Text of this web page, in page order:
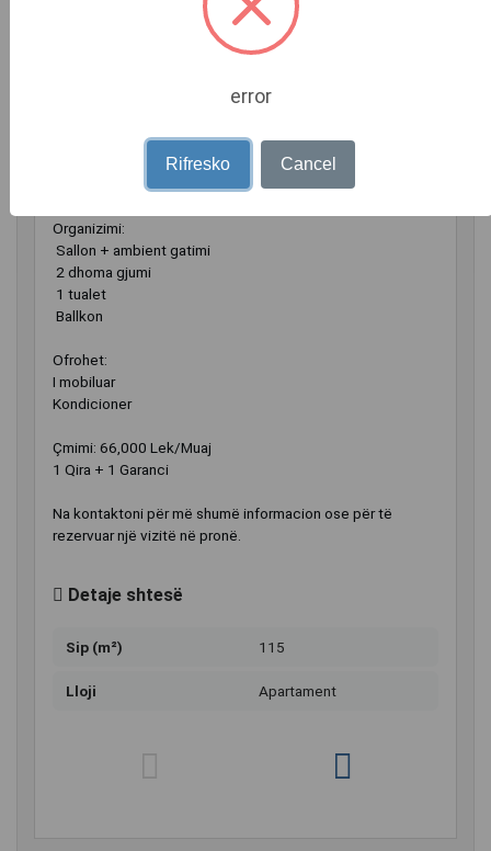
Tiranë
Apartament i bollshëm dhe i mobiluar, në një zonë shumë
Sipërfaqe: 115 m²
Organizimi:
️ Sallon + ambient gatimi
️ 2 dhoma gjumi
️ 1 tualet
️ Ballkon
Ofrohet:
I mobiluar
Kondicioner
Çmimi: 66,000 Lek/Muaj
1 Qira + 1 Garanci
Na kontaktoni për më shumë informacion ose për të
rezervuar një vizitë në pronë.
Detaje shtesë
Sip (m²) 115
Lloji Apartament
error
Rifresko Cancel